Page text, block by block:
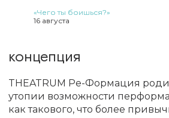
«Чего ты боишься?»
16 августа
концепция
THEATRUM Ре-Формация
утопии возможности
как такового, что более